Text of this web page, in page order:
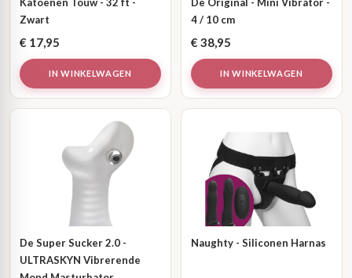
Zwart
€ 17,95
IN WINKELWAGEN
4 / 10 cm
€ 38,95
IN WINKELWAGEN
De Super Sucker 2.0 -
ULTRASKYN Vibrerende
Naughty - Siliconen Harnas